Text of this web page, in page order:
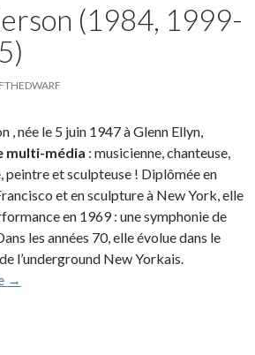
(1984, 1999-
, née le 5 juin 1947 à Glenn Ellyn,
multi-média : musicienne, chanteuse,
peintre et sculpteuse ! Diplômée en
et en sculpture à New York, elle
en 1969 : une symphonie de
les années 70, elle évolue dans le
l’underground New Yorkais.
Laurie Anderson (1984, 1999-2001,
→